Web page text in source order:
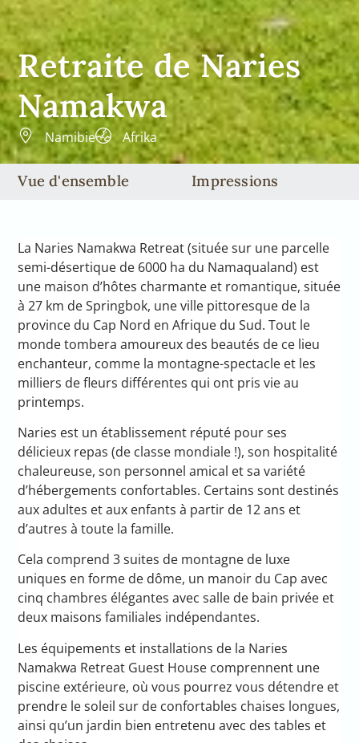
Retraite de Naries
Namakwa
Namibie Afrika
Vue d'ensemble Impressions
La Naries Namakwa Retreat (située sur une parcelle
semi-désertique de 6000 ha du Namaqualand) est
une maison d’hôtes charmante et romantique, située
à 27 km de Springbok, une ville pittoresque de la
province du Cap Nord en Afrique du Sud. Tout le
monde tombera amoureux des beautés de ce lieu
enchanteur, comme la montagne-spectacle et les
milliers de fleurs différentes qui ont pris vie au
printemps.
Naries est un établissement réputé pour ses
délicieux repas (de classe mondiale !), son hospitalité
chaleureuse, son personnel amical et sa variété
d’hébergements confortables. Certains sont destinés
aux adultes et aux enfants à partir de 12 ans et
d’autres à toute la famille.
Cela comprend 3 suites de montagne de luxe
uniques en forme de dôme, un manoir du Cap avec
cinq chambres élégantes avec salle de bain privée et
deux maisons familiales indépendantes.
Les équipements et installations de la Naries
Namakwa Retreat Guest House comprennent une
piscine extérieure, où vous pourrez vous détendre et
prendre le soleil sur de confortables chaises longues,
ainsi qu’un jardin bien entretenu avec des tables et